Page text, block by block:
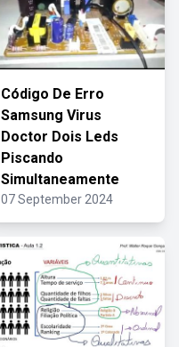
Código De Erro
Samsung Virus
Doctor Dois Leds
Piscando
Simultaneamente
07 September 2024